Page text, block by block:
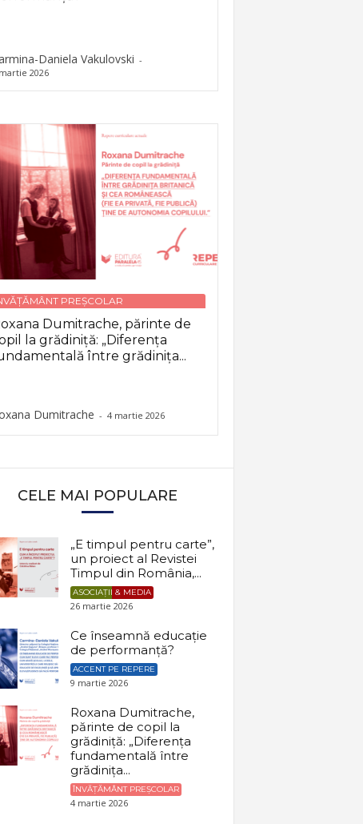
Daniela Vakulovski -
2026
PREȘCOLAR
Dumitrache, părinte de
la grădiniță: „Diferența
între grădinița...
Dumitrache - 4 martie 2026
CELE MAI POPULARE
„E timpul pentru carte”,
un proiect al Revistei
Timpul din România,...
ASOCIAȚII & MEDIA
26 martie 2026
Ce înseamnă educație
de performanță?
ACCENT PE REPERE
9 martie 2026
Roxana Dumitrache,
părinte de copil la
grădiniță: „Diferența
fundamentală între
grădinița...
ÎNVĂȚĂMÂNT PREȘCOLAR
4 martie 2026